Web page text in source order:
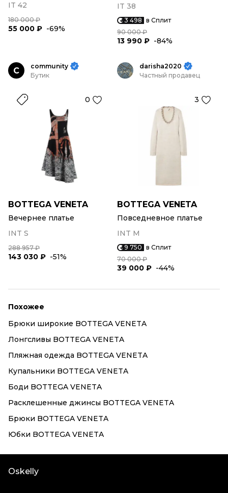
IT 42
180 000 ₽
55 000 ₽ -69%
IT 38
3 498 в Сплит
90 000 ₽
13 990 ₽ -84%
C
community
Бутик
0
BOTTEGA VENETA
Вечернее платье
INT S
288 957 ₽
143 030 ₽ -51%
darisha2020
Частный продавец
3
BOTTEGA VENETA
Повседневное платье
INT M
9 750 в Сплит
70 000 ₽
39 000 ₽ -44%
Похожее
Брюки широкие BOTTEGA VENETA
Лонгсливы BOTTEGA VENETA
Пляжная одежда BOTTEGA VENETA
Купальники BOTTEGA VENETA
Боди BOTTEGA VENETA
Расклешенные джинсы BOTTEGA VENETA
Брюки BOTTEGA VENETA
Юбки BOTTEGA VENETA
Oskelly